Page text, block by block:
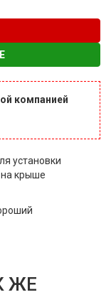
компанией
установки
на крыше
ЖЕ